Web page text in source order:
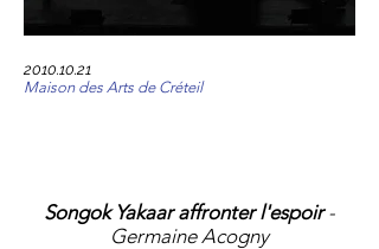
2010.10.21
Maison des Arts de Créteil
Songok Yakaar affronter l'espoir-
Germaine Acogny